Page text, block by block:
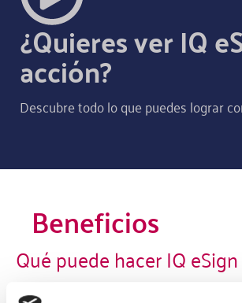
¿Quieres ver IQ
acción?
Descubre todo lo que puedes lograr
Beneficios
Qué puede hacer IQ